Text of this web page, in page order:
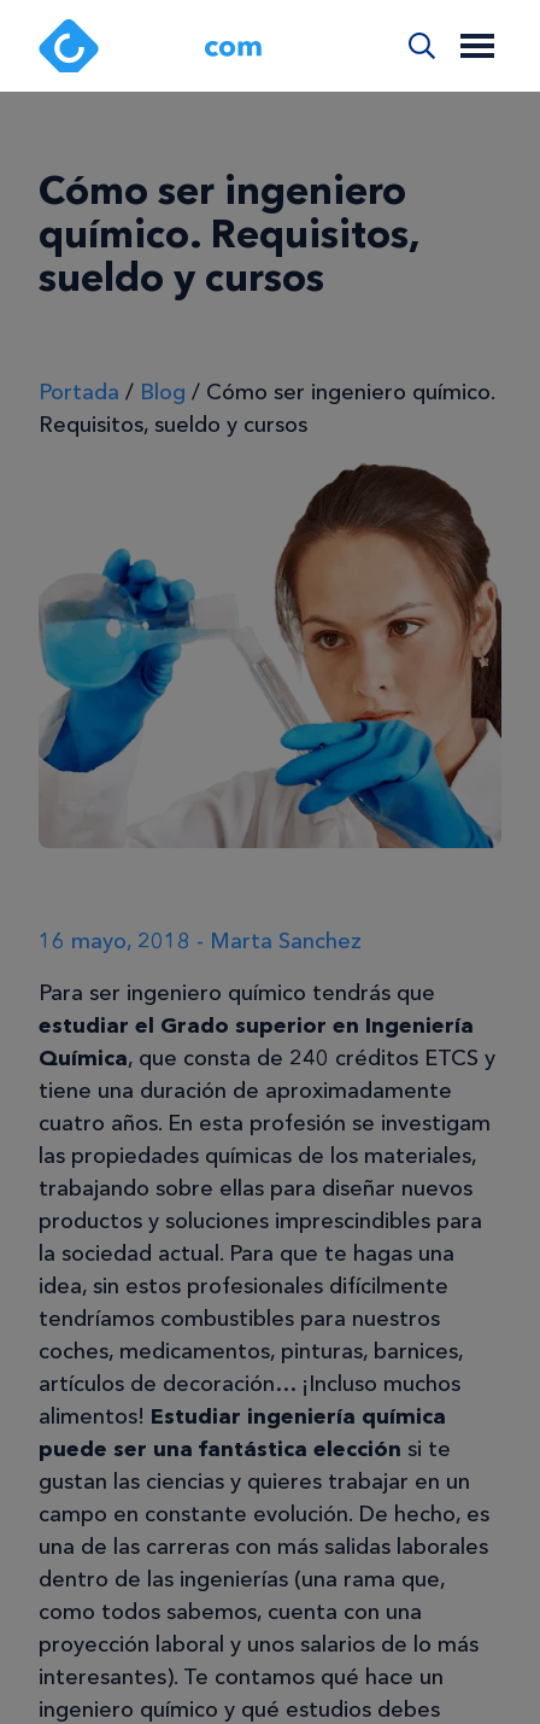
Cómo ser ingeniero
químico. Requisitos,
sueldo y cursos
Portada / Blog / Cómo ser ingeniero químico.
Requisitos, sueldo y cursos
16 mayo, 2018 - Marta Sanchez
Para ser ingeniero químico tendrás que
estudiar el Grado superior en Ingeniería
Química, que consta de 240 créditos ETCS y
tiene una duración de aproximadamente
cuatro años. En esta profesión se investigam
las propiedades químicas de los materiales,
trabajando sobre ellas para diseñar nuevos
productos y soluciones imprescindibles para
la sociedad actual. Para que te hagas una
idea, sin estos profesionales difícilmente
tendríamos combustibles para nuestros
coches, medicamentos, pinturas, barnices,
artículos de decoración… ¡Incluso muchos
alimentos! Estudiar ingeniería química
puede ser una fantástica elección si te
gustan las ciencias y quieres trabajar en un
campo en constante evolución. De hecho, es
una de las carreras con más salidas laborales
dentro de las ingenierías (una rama que,
como todos sabemos, cuenta con una
proyección laboral y unos salarios de lo más
interesantes). Te contamos qué hace un
ingeniero químico y qué estudios debes